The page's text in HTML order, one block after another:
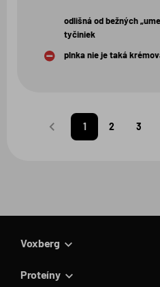
odlišná od bežných
tyčiniek
plnka nie je taká
Predchádzajúca
1 2 3
Voxberg
Proteíny